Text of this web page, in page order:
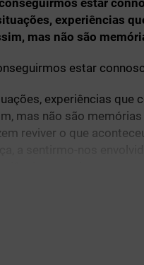
estar
experiências
mas não são
estar
experiências que
mas não são memórias
reviver o que
a sentirmo-nos